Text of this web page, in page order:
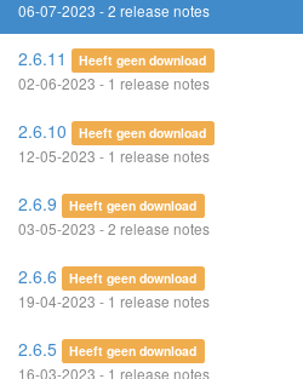
06-07-2023 - 2 release notes
2.6.11 Heeft geen download
02-06-2023 - 1 release notes
2.6.10 Heeft geen download
12-05-2023 - 1 release notes
2.6.9 Heeft geen download
03-05-2023 - 2 release notes
2.6.6 Heeft geen download
19-04-2023 - 1 release notes
2.6.5 Heeft geen download
16-03-2023 - 1 release notes